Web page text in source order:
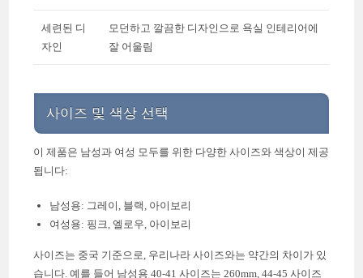
세련된 디
자인
모던하고 깔끔한 디자인으로 욕실 인테리어에
잘 어울림
사이즈 및 색상 선택
이 제품은 남성과 여성 모두를 위한 다양한 사이즈와 색상이 제공
됩니다:
남성용: 그레이, 블랙, 아이보리
여성용: 핑크, 엘로우, 아이보리
사이즈는 중국 기준으로, 우리나라 사이즈와는 약간의 차이가 있
습니다. 예를 들어 남성용 40-41 사이즈는 260mm, 44-45 사이즈